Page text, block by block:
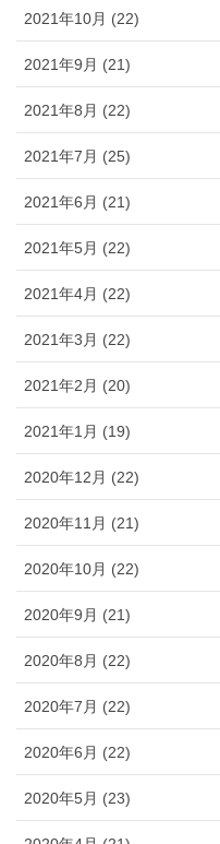
2021年10月 (22)
2021年9月 (21)
2021年8月 (22)
2021年7月 (25)
2021年6月 (21)
2021年5月 (22)
2021年4月 (22)
2021年3月 (22)
2021年2月 (20)
2021年1月 (19)
2020年12月 (22)
2020年11月 (21)
2020年10月 (22)
2020年9月 (21)
2020年8月 (22)
2020年7月 (22)
2020年6月 (22)
2020年5月 (23)